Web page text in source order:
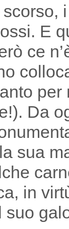
E
ce
per
Da
sua
in